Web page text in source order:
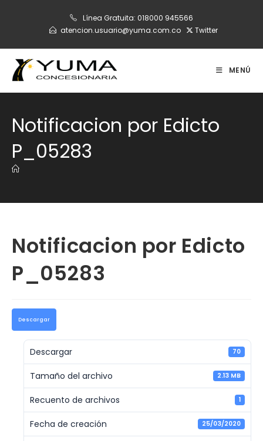
Línea Gratuita: 018000 945566
atencion.usuario@yuma.com.co
Twitter
MENÚ
Notificacion por Edicto
P_05283
Notificacion por Edicto
P_05283
Descargar
Descargar 70
Tamaño del archivo 2.13 MB
Recuento de archivos 1
Fecha de creación 25/03/2020